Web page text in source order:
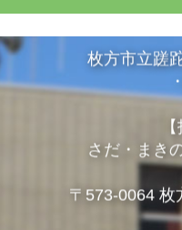
枚方市立蹉
さだ・まき
〒573-0064 枚